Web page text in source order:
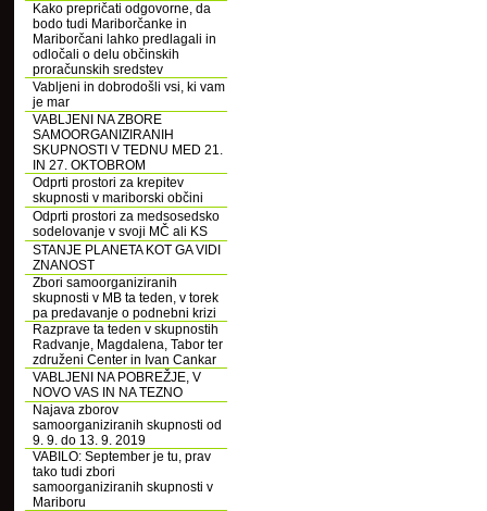
Kako prepričati odgovorne, da
bodo tudi Mariborčanke in
Mariborčani lahko predlagali in
odločali o delu občinskih
proračunskih sredstev
Vabljeni in dobrodošli vsi, ki vam
je mar
VABLJENI NA ZBORE
SAMOORGANIZIRANIH
SKUPNOSTI V TEDNU MED 21.
IN 27. OKTOBROM
Odprti prostori za krepitev
skupnosti v mariborski občini
Odprti prostori za medsosedsko
sodelovanje v svoji MČ ali KS
STANJE PLANETA KOT GA VIDI
ZNANOST
Zbori samoorganiziranih
skupnosti v MB ta teden, v torek
pa predavanje o podnebni krizi
Razprave ta teden v skupnostih
Radvanje, Magdalena, Tabor ter
združeni Center in Ivan Cankar
VABLJENI NA POBREŽJE, V
NOVO VAS IN NA TEZNO
Najava zborov
samoorganiziranih skupnosti od
9. 9. do 13. 9. 2019
VABILO: September je tu, prav
tako tudi zbori
samoorganiziranih skupnosti v
Mariboru